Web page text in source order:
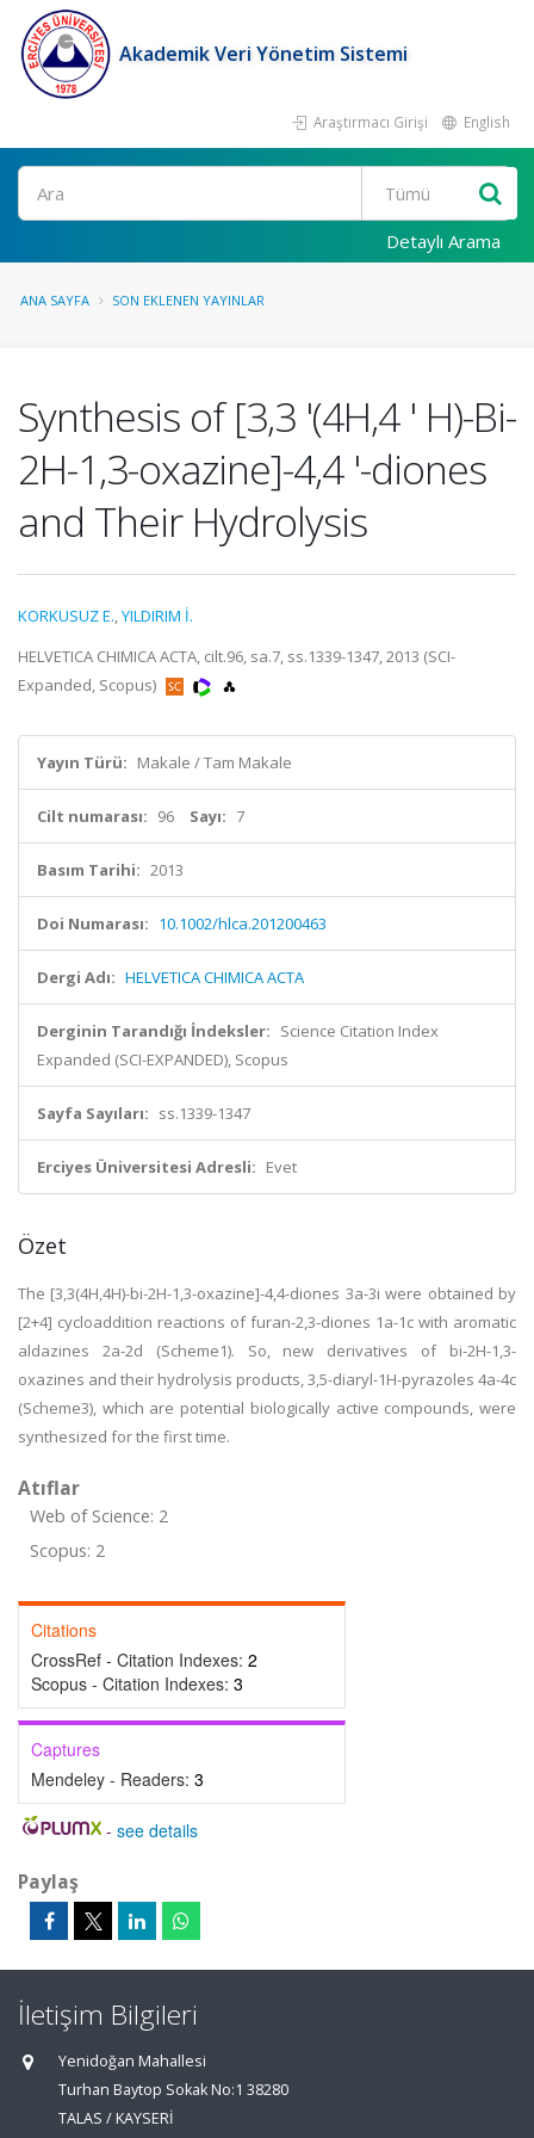
Akademik Veri Yönetim Sistemi
Araştırmacı Girişi English
Ara
Detaylı Arama
ANA SAYFA SON EKLENEN YAYINLAR
Synthesis of [3,3 '(4H,4 ' H)-Bi-
2H-1,3-oxazine]-4,4 '-diones
and Their Hydrolysis
KORKUSUZ E.,YILDIRIM İ.
HELVETICA CHIMICA ACTA, cilt.96, sa.7, ss.1339-1347, 2013 (SCI-
Expanded, Scopus)
Yayın Türü: Makale / Tam Makale
Cilt numarası: 96 Sayı: 7
Basım Tarihi: 2013
Doi Numarası: 10.1002/hlca.201200463
Dergi Adı: HELVETICA CHIMICA ACTA
Derginin Tarandığı İndeksler: Science Citation Index
Expanded (SCI-EXPANDED), Scopus
Sayfa Sayıları: ss.1339-1347
Erciyes Üniversitesi Adresli: Evet
Özet
The [3,3(4H,4H)-bi-2H-1,3-oxazine]-4,4-diones 3a-3i were obtained by
[2+4] cycloaddition reactions of furan-2,3-diones 1a-1c with aromatic
aldazines 2a-2d (Scheme1). So, new derivatives of bi-2H-1,3-
oxazines and their hydrolysis products, 3,5-diaryl-1H-pyrazoles 4a-4c
(Scheme3), which are potential biologically active compounds, were
synthesized for the first time.
Atıflar
Web of Science: 2
Scopus: 2
Citations
CrossRef - Citation Indexes: 2
Scopus - Citation Indexes: 3
Captures
Mendeley - Readers: 3
- see details
Paylaş
İletişim Bilgileri
Yenidoğan Mahallesi
Turhan Baytop Sokak No:1 38280
TALAS / KAYSERİ